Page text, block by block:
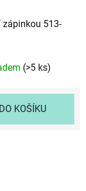
zápinkou 513-
(>5 ks)
DO KOŠÍKU